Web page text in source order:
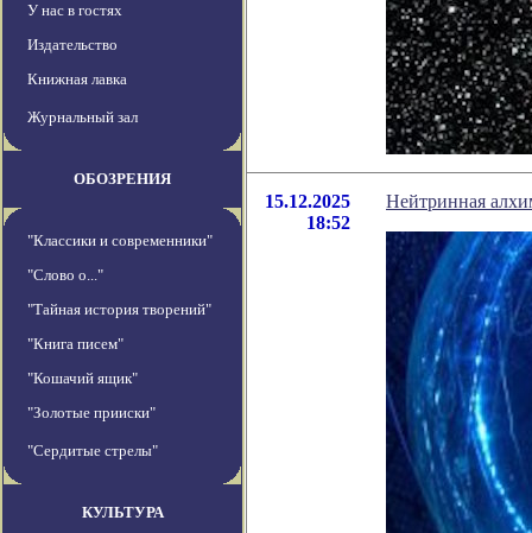
У нас в гостях
Издательство
Книжная лавка
Журнальный зал
ОБОЗРЕНИЯ
"Классики и современники"
"Слово о..."
"Тайная история творений"
"Книга писем"
"Кошачий ящик"
"Золотые прииски"
"Сердитые стрелы"
КУЛЬТУРА
15.12.2025
18:52
Нейтринная